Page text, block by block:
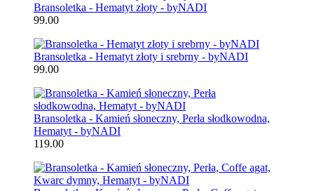
Bransoletka - Hematyt złoty - byNADI
99.00
Bransoletka - Hematyt złoty i srebrny - byNADI
99.00
Bransoletka - Kamień słoneczny, Perła słodkowodna,
Hematyt - byNADI
119.00